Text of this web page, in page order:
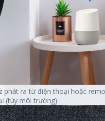
phát ra từ điện thoại hoặc
(tùy môi trường)